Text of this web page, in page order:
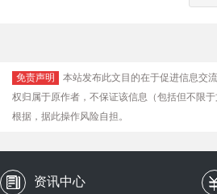
免责声明
本站发布此文目的在于促进信息交
权归属于原作者，不保证该信息（包括但不限
根据，据此操作风险自担。
资讯中心